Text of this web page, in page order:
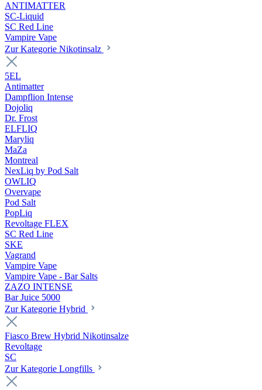
ANTIMATTER
SC-Liquid
SC Red Line
Vampire Vape
Zur Kategorie Nikotinsalz
5EL
Antimatter
Dampflion Intense
Dojoliq
Dr. Frost
ELFLIQ
Maryliq
MaZa
Montreal
NexLiq by Pod Salt
OWLIQ
Overvape
Pod Salt
PopLiq
Revoltage FLEX
SC Red Line
SKE
Vagrand
Vampire Vape
Vampire Vape - Bar Salts
ZAZO INTENSE
Bar Juice 5000
Zur Kategorie Hybrid
Fiasco Brew Hybrid Nikotinsalze
Revoltage
SC
Zur Kategorie Longfills